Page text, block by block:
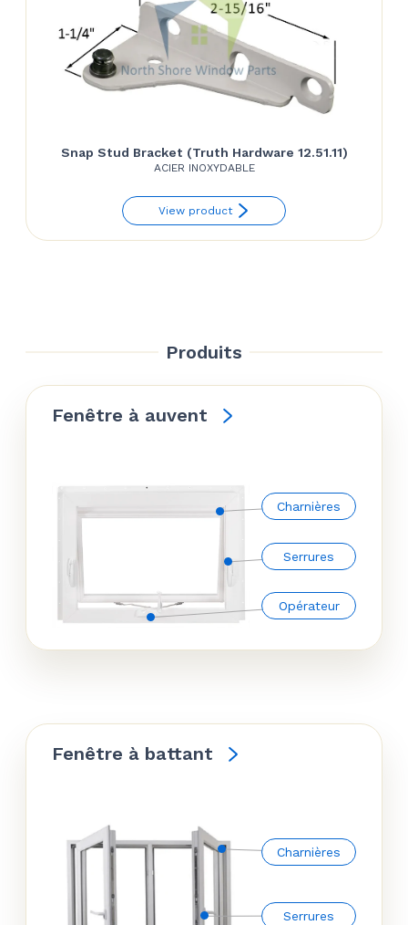
Snap Stud Bracket (Truth Hardware 12.51.11)
ACIER INOXYDABLE
View product
Produits
Fenêtre à auvent
Charnières
Serrures
Opérateur
Fenêtre à battant
Charnières
Serrures